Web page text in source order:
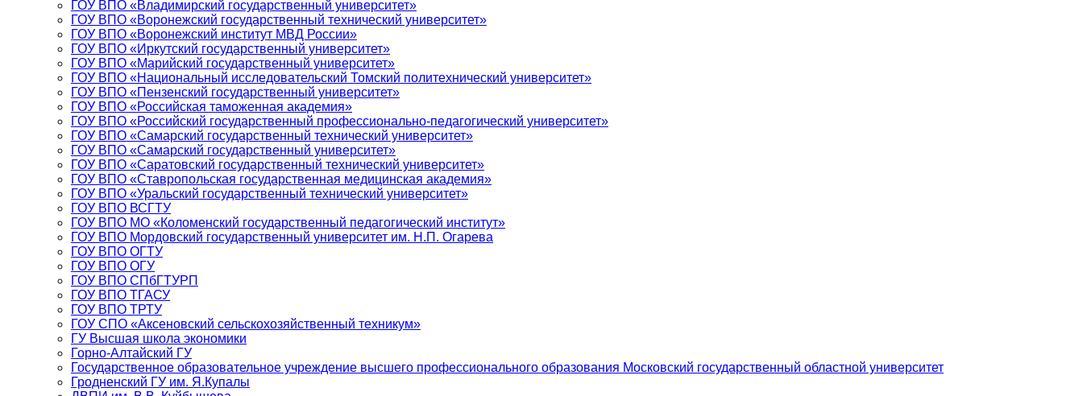
ГОУ ВПО «Владимирский государственный университет»
ГОУ ВПО «Воронежский государственный технический университет»
ГОУ ВПО «Воронежский институт МВД России»
ГОУ ВПО «Иркутский государственный университет»
ГОУ ВПО «Марийский государственный университет»
ГОУ ВПО «Национальный исследовательский Томский политехнический университет»
ГОУ ВПО «Пензенский государственный университет»
ГОУ ВПО «Российская таможенная академия»
ГОУ ВПО «Российский государственный профессионально-педагогический университет»
ГОУ ВПО «Самарский государственный технический университет»
ГОУ ВПО «Самарский государственный университет»
ГОУ ВПО «Саратовский государственный технический университет»
ГОУ ВПО «Ставропольская государственная медицинская академия»
ГОУ ВПО «Уральский государственный технический университет»
ГОУ ВПО ВСГТУ
ГОУ ВПО МО «Коломенский государственный педагогический институт»
ГОУ ВПО Мордовский государственный университет им. Н.П. Огарева
ГОУ ВПО ОГТУ
ГОУ ВПО ОГУ
ГОУ ВПО СПбГТУРП
ГОУ ВПО ТГАСУ
ГОУ ВПО ТРТУ
ГОУ СПО «Аксеновский сельскохозяйственный техникум»
ГУ Высшая школа экономики
Горно-Алтайский ГУ
Государственное образовательное учреждение высшего профессионального образования Московский государственный областной университет
Гродненский ГУ им. Я.Купалы